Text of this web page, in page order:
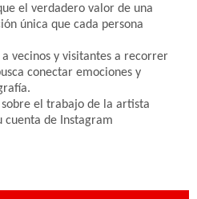
el verdadero valor de una
única que cada persona
vecinos y visitantes a recorrer
conectar emociones y
el trabajo de la artista
cuenta de Instagram